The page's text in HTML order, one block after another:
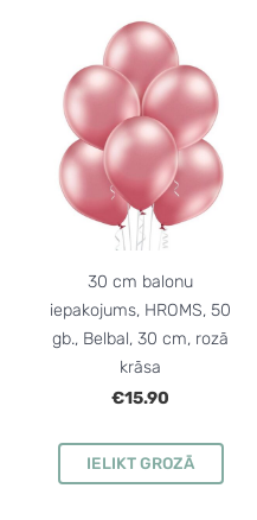
30 cm balonu
iepakojums, HROMS, 50
gb., Belbal, 30 cm, rozā
krāsa
€15.90
IELIKT GROZĀ